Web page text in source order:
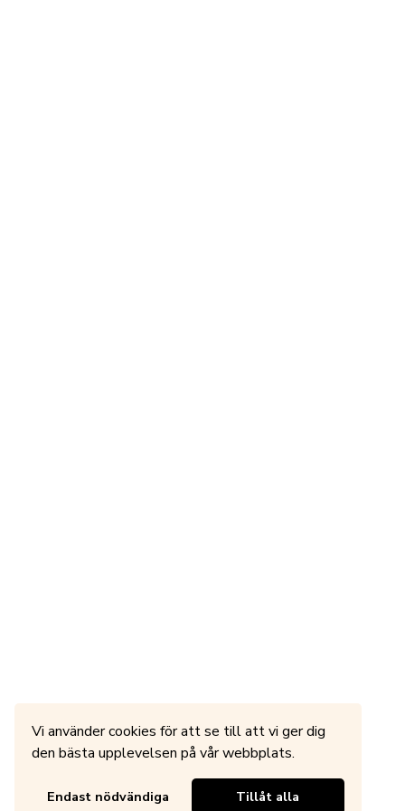
Vi använder cookies för att se till att vi ger dig
den bästa upplevelsen på vår webbplats.
Endast nödvändiga Tillåt alla